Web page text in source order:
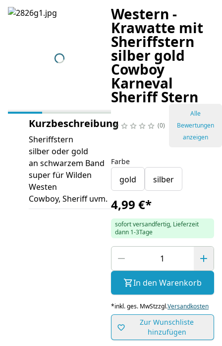
Kurzbeschreibung
Sheriffstern
silber oder gold
an schwarzem Band
super für Wilden
Westen
Cowboy, Sheriff uvm.
Western -
Krawatte mit
Sheriffstern
silber gold
Cowboy
Karneval
Sheriff Stern
0
Alle
Bewertungen
anzeigen
Farbe
gold silber
4,99 €*
sofort versandfertig, Lieferzeit
dann 1-3Tage
In den Warenkorb
*inkl. ges. MwStzzgl.Versandkosten
Zur Wunschliste
hinzufügen